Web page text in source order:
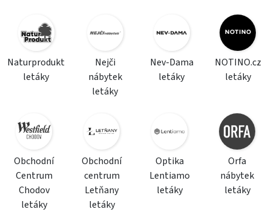
Naturprodukt
letáky
Nejči
nábytek
letáky
Nev-Dama
letáky
NOTINO.cz
letáky
Obchodní
Centrum
Chodov
letáky
Obchodní
centrum
Letňany
letáky
Optika
Lentiamo
letáky
Orfa
nábytek
letáky